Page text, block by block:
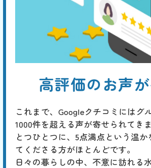
高評価のお声
これまで、Googleクチコミにはグ
1000件を超える声が寄せられてき
とつひとつに、5点満点という温か
てくださる方がほとんどです。
日々の暮らしの中、不意に訪れる